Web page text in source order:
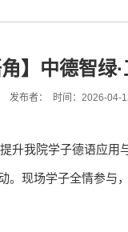
角】中德智绿
发布者： 时间：2026-04-
升我院学子德语应
。现场学子全情参与